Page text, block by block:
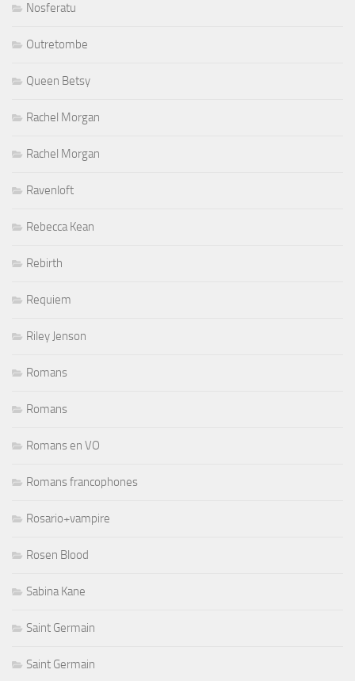
Nosferatu
Outretombe
Queen Betsy
Rachel Morgan
Rachel Morgan
Ravenloft
Rebecca Kean
Rebirth
Requiem
Riley Jenson
Romans
Romans
Romans en VO
Romans francophones
Rosario+vampire
Rosen Blood
Sabina Kane
Saint Germain
Saint Germain